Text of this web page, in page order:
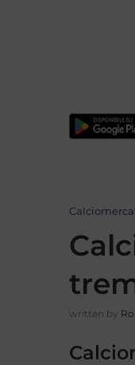
written by